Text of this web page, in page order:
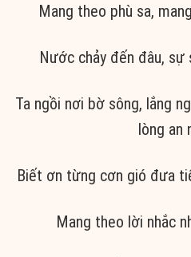
Mang theo phù sa,
Nước chảy đến đâu,
Ta ngồi nơi bờ sông, lắng
lòng an
Biết ơn từng cơn gió đưa
Mang theo lời nhắc